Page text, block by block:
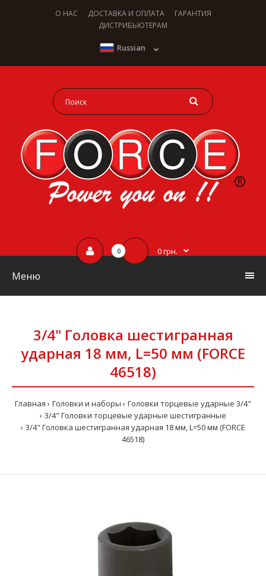
О НАС ДОСТАВКА И ОПЛАТА
ГАРАНТИЯ
ДИСТРИБЬЮТЕРАМ
Russian
0 0 грн.
Меню
3/4" Головка шестигранная
ударная 18 мм, L=50 мм (FORCE
46518)
Главная Головки и наборы
Головки торцевые ударные 3/4"
3/4" Головки торцевые ударные шестигранные
3/4" Головка шестигранная ударная 18 мм, L=50 мм (FORCE
46518)